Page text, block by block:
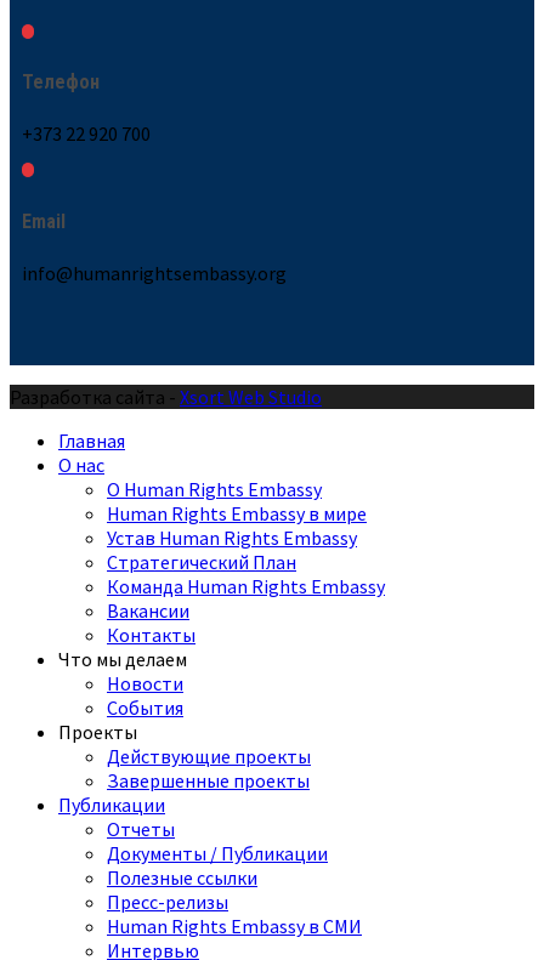
Телефон
+373 22 920 700
Email
info@humanrightsembassy.org
Разработка сайта - Xsort Web Studio
Главная
О нас
О Human Rights Embassy
Human Rights Embassy в мире
Устав Human Rights Embassy
Стратегический План
Команда Human Rights Embassy
Вакансии
Контакты
Что мы делаем
Новости
События
Проекты
Действующие проекты
Завершенные проекты
Публикации
Отчеты
Документы / Публикации
Полезные ссылки
Пресс-релизы
Human Rights Embassy в СМИ
Интервью